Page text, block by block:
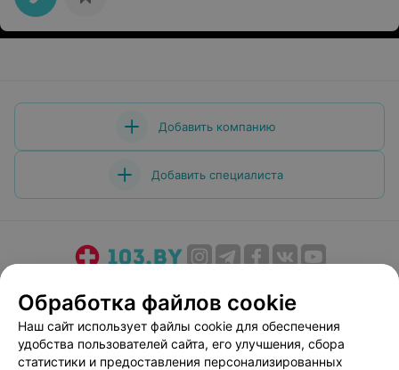
Добавить компанию
Добавить специалиста
Медицинский маркетинг
Публичный договор
Пользовательское соглашение
Способы оплаты
Вакансии
Партнеры
Обработка файлов cookie
Наш сайт использует файлы cookie для обеспечения
удобства пользователей сайта, его улучшения, сбора
статистики и предоставления персонализированных